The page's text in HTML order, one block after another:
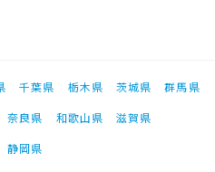
千葉県 栃木県 茨城県
群馬県
奈良県 和歌山県
滋賀県
静岡県